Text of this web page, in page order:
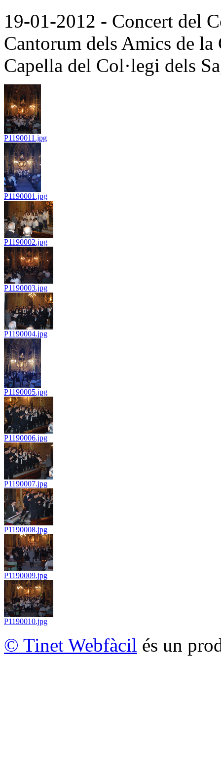
19-01-2012 - Concert del
Cantorum dels Amics de la
Capella del Col·legi dels
P1190011.jpg
P1190001.jpg
P1190002.jpg
P1190003.jpg
P1190004.jpg
P1190005.jpg
P1190006.jpg
P1190007.jpg
P1190008.jpg
P1190009.jpg
P1190010.jpg
© Tinet Webfàcil és un